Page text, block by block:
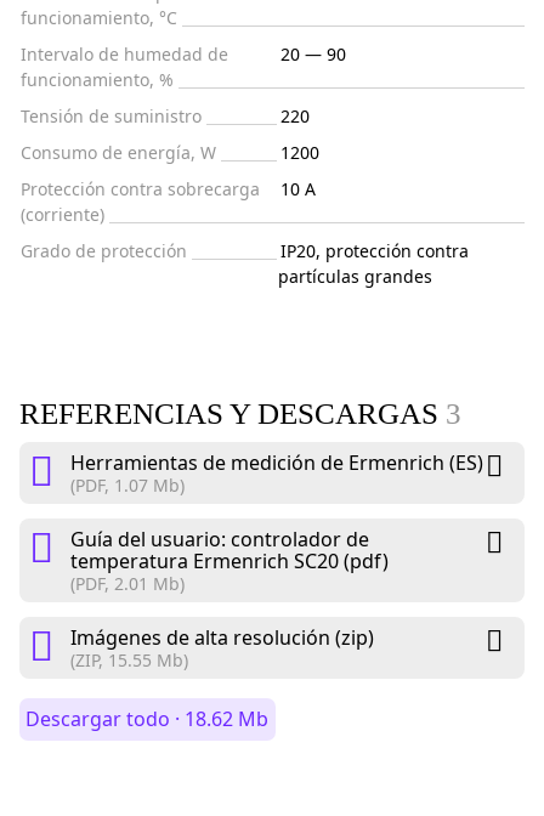
funcionamiento, °C
Intervalo de humedad de
funcionamiento, %
20 — 90
Tensión de suministro
220
Consumo de energía, W
1200
Protección contra sobrecarga
(corriente)
10 A
Grado de protección
IP20, protección contra
partículas grandes
REFERENCIAS Y DESCARGAS 3
Herramientas de medición de Ermenrich (ES)
(PDF, 1.07 Mb)
Guía del usuario: controlador de
temperatura Ermenrich SC20 (pdf)
(PDF, 2.01 Mb)
Imágenes de alta resolución (zip)
(ZIP, 15.55 Mb)
Descargar todo · 18.62 Mb